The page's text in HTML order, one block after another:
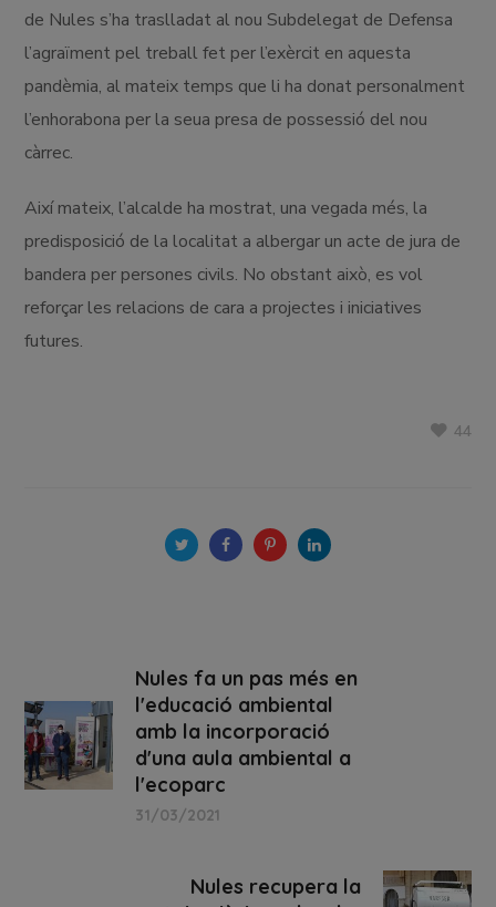
de Nules s’ha traslladat al nou Subdelegat de Defensa
l’agraïment pel treball fet per l’exèrcit en aquesta
pandèmia, al mateix temps que li ha donat personalment
l’enhorabona per la seua presa de possessió del nou
càrrec.
Així mateix, l’alcalde ha mostrat, una vegada més, la
predisposició de la localitat a albergar un acte de jura de
bandera per persones civils. No obstant això, es vol
reforçar les relacions de cara a projectes i iniciatives
futures.
44
Nules fa un pas més en
l'educació ambiental
amb la incorporació
d'una aula ambiental a
l'ecoparc
31/03/2021
Nules recupera la